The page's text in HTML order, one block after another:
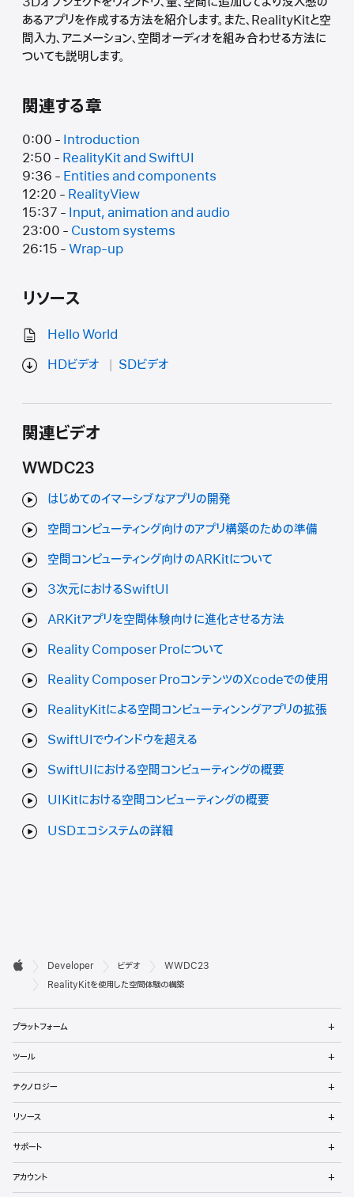
あるアプリを作成する方法を紹介します。また、RealityKitと空
間入力、アニメーション、空間オーディオを組み合わせる方法に
ついても説明します。
関連する章
0:00 - Introduction
2:50 - RealityKit and SwiftUI
9:36 - Entities and components
12:20 - RealityView
15:37 - Input, animation and audio
23:00 - Custom systems
26:15 - Wrap-up
リソース
Hello World
HDビデオ
SDビデオ
関連ビデオ
WWDC23
はじめてのイマーシブなアプリの開発
空間コンピューティング向けのアプリ構築のための準備
空間コンピューティング向けのARKitについて
3次元におけるSwiftUI
ARKitアプリを空間体験向けに進化させる方法
Reality Composer Proについて
Reality Composer ProコンテンツのXcodeでの使用
RealityKitによる空間コンピューティンングアプリの拡張
SwiftUIでウインドウを超える
SwiftUIにおける空間コンピューティングの概要
UIKitにおける空間コンピューティングの概要
USDエコシステムの詳細
デ
ロ
ッ
パ
向
け
フ
ッ

Apple
Developer ビデオ
WWDC23
RealityKitを使用した空間体験の構築
プラットフォーム
ュ
を
く
ツール
ュ
を
く
テクノロジー
ュ
を
く
リソース
ュ
を
く
サポート
ュ
を
アカウント